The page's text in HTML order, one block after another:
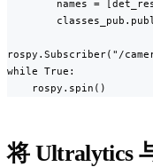
names =
rospy.Subscriber("/
while True:
    rospy.spin()
将 Ultralytics